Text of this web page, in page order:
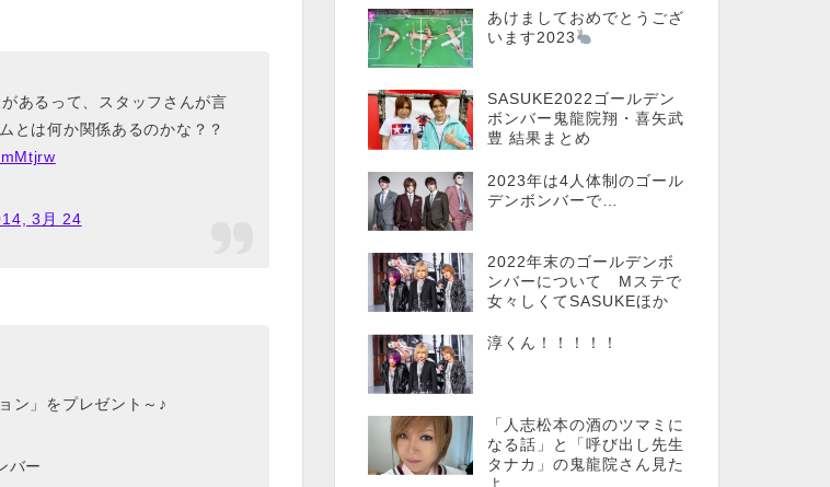
あるって、スタッフさんが言
とは何か関係あるのかな？？
3月 24
ン」をプレゼント～♪
バー
あけましておめでとうござ
います2023
SASUKE2022ゴールデン
ボンバー鬼龍院翔・喜矢武
豊 結果まとめ
2023年は4人体制のゴール
デンボンバーで…
2022年末のゴールデンボ
ンバーについて Mステで
女々しくてSASUKEほか
淳くん！！！！！
「人志松本の酒のツマミに
なる話」と「呼び出し先生
タナカ」の鬼龍院さん見た